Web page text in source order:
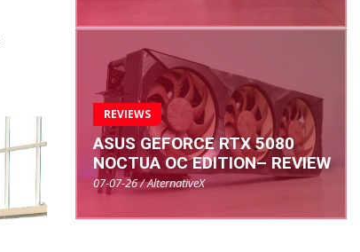
REVIEWS
ASUS GEFORCE RTX 5080
NOCTUA OC EDITION– REVIEW
07-07-26 / AlternativeX